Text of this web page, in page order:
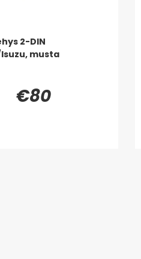
2-DIN
musta
€80